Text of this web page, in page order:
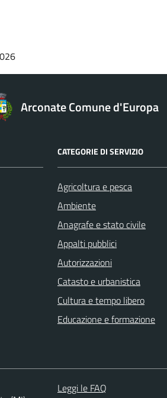
Arconate Comune d'Europa
CATEGORIE DI SERVIZIO
Agricoltura e pesca
Ambiente
Anagrafe e stato civile
Appalti pubblici
Autorizzazioni
Catasto e urbanistica
Cultura e tempo libero
Educazione e formazione
Leggi le FAQ